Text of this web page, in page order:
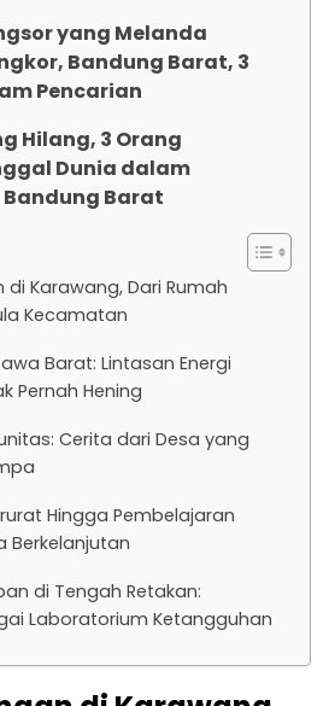
yang Melanda
Bandung Barat, 3
Pencarian
Hilang, 3 Orang
Dunia dalam
Bandung Barat
Karawang, Dari Rumah
Kecamatan
Barat: Lintasan Energi
Pernah Hening
Cerita dari Desa yang
Hingga Pembelajaran
Berkelanjutan
di Tengah Retakan:
Laboratorium Ketangguhan